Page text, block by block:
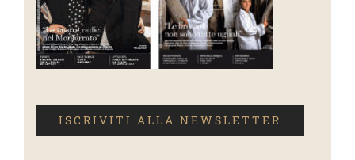
ISCRIVITI ALLA NEWSLETTER